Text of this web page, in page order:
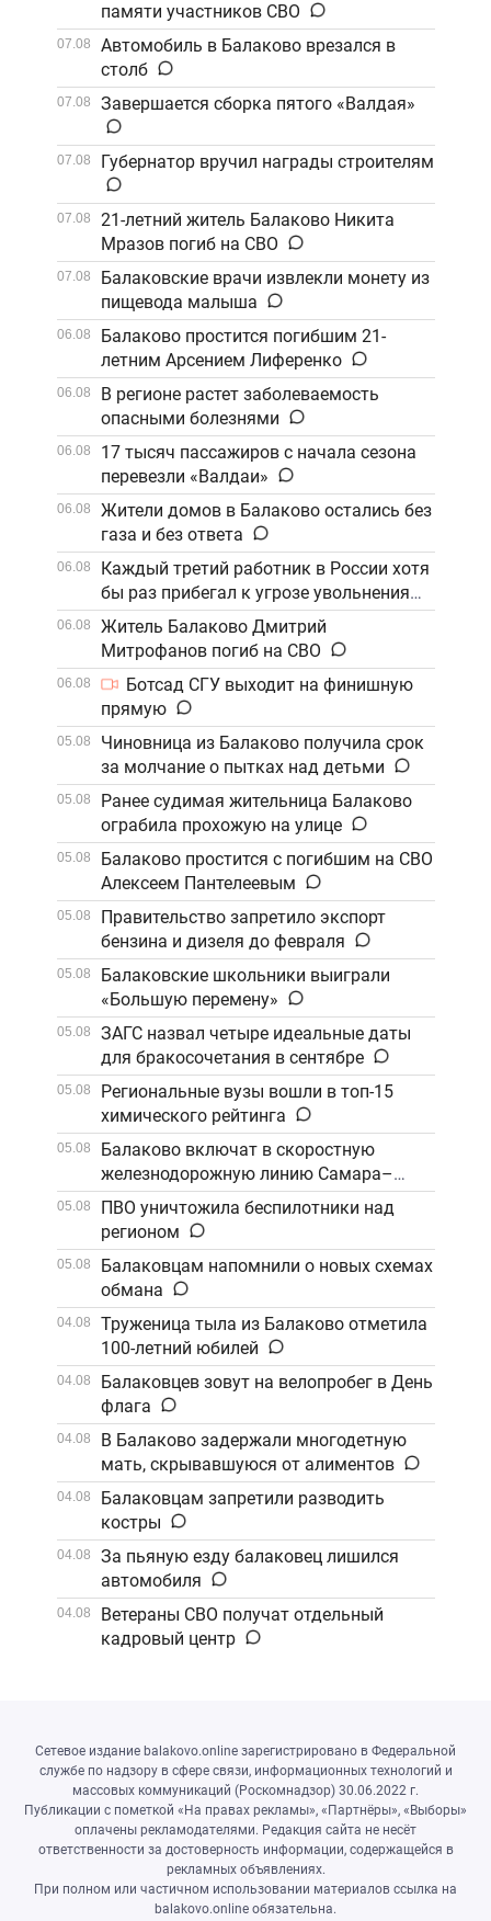
памяти участников СВО
07.08
Автомобиль в Балаково врезался в
столб
07.08 Завершается сборка пятого «Валдая»
07.08 Губернатор вручил награды строителям
07.08
21-летний житель Балаково Никита
Мразов погиб на СВО
07.08
Балаковские врачи извлекли монету из
пищевода малыша
06.08
Балаково простится погибшим 21-
летним Арсением Лиференко
06.08
В регионе растет заболеваемость
опасными болезнями
06.08
17 тысяч пассажиров с начала сезона
перевезли «Валдаи»
06.08
Жители домов в Балаково остались без
газа и без ответа
06.08
Каждый третий работник в России хотя
бы раз прибегал к угрозе увольнения
06.08
Житель Балаково Дмитрий
Митрофанов погиб на СВО
06.08
Ботсад СГУ выходит на финишную
прямую
05.08
Чиновница из Балаково получила срок
за молчание о пытках над детьми
05.08
Ранее судимая жительница Балаково
ограбила прохожую на улице
05.08
Балаково простится с погибшим на СВО
Алексеем Пантелеевым
05.08
Правительство запретило экспорт
бензина и дизеля до февраля
05.08
Балаковские школьники выиграли
«Большую перемену»
05.08
ЗАГС назвал четыре идеальные даты
для бракосочетания в сентябре
05.08
Региональные вузы вошли в топ-15
химического рейтинга
05.08
Балаково включат в скоростную
железнодорожную линию Самара–
Саратов
05.08
ПВО уничтожила беспилотники над
регионом
05.08
Балаковцам напомнили о новых схемах
обмана
04.08
Труженица тыла из Балаково отметила
100-летний юбилей
04.08
Балаковцев зовут на велопробег в День
флага
04.08
В Балаково задержали многодетную
мать, скрывавшуюся от алиментов
04.08
Балаковцам запретили разводить
костры
04.08
За пьяную езду балаковец лишился
автомобиля
04.08
Ветераны СВО получат отдельный
кадровый центр
Сетевое издание balakovo.online зарегистрировано в Федеральной
службе по надзору в сфере связи, информационных технологий и
массовых коммуникаций (Роскомнадзор) 30.06.2022 г.
Публикации с пометкой «На правах рекламы», «Партнёры», «Выборы»
оплачены рекламодателями. Редакция сайта не несёт
ответственности за достоверность информации, содержащейся в
рекламных объявлениях.
При полном или частичном использовании материалов ссылка на
balakovo.online обязательна.